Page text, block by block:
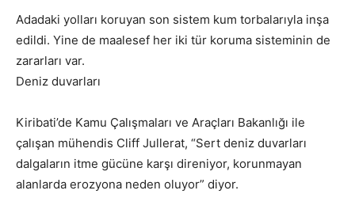
Adadaki yolları koruyan son sistem kum torbalarıyla inşa
edildi. Yine de maalesef her iki tür koruma sisteminin de
zararları var.
Deniz duvarları
Kiribati’de Kamu Çalışmaları ve Araçları Bakanlığı ile
çalışan mühendis Cliff Jullerat, “Sert deniz duvarları
dalgaların itme gücüne karşı direniyor, korunmayan
alanlarda erozyona neden oluyor” diyor.